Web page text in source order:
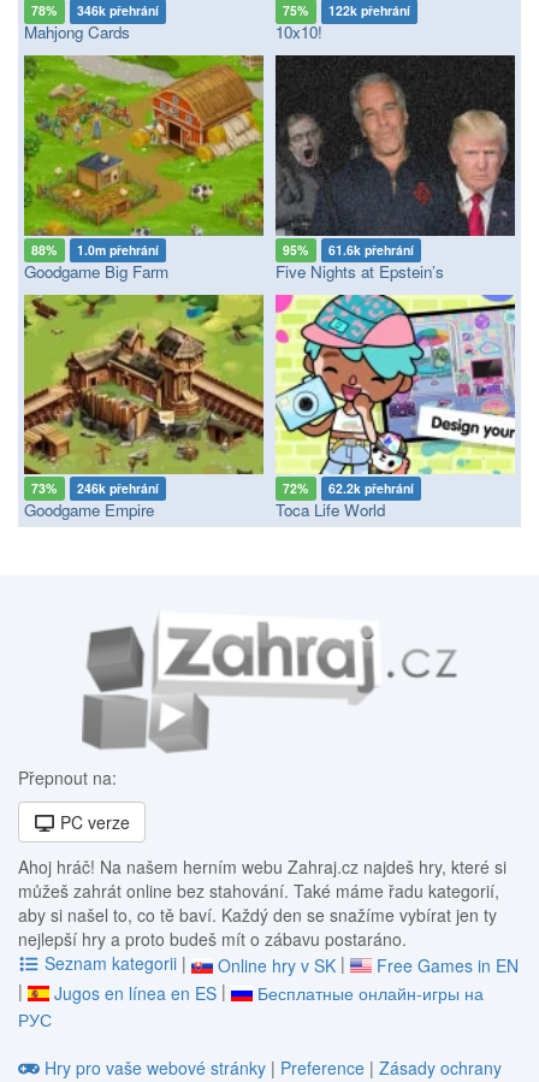
78% 346k přehrání
Mahjong Cards
75% 122k přehrání
10x10!
88% 1.0m přehrání
Goodgame Big Farm
95% 61.6k přehrání
Five Nights at Epstein’s
73% 246k přehrání
Goodgame Empire
72% 62.2k přehrání
Toca Life World
Přepnout na:
PC verze
Ahoj hráč! Na našem herním webu Zahraj.cz najdeš hry, které si
můžeš zahrát online bez stahování. Také máme řadu kategorií,
aby si našel to, co tě baví. Každý den se snažíme vybírat jen ty
nejlepší hry a proto budeš mít o zábavu postaráno.
Seznam kategorii | Online hry v SK |
Free Games in EN
|
Jugos en línea en ES |
Бесплатные онлайн-игры на
РУС
Hry pro vaše webové stránky | Preference | Zásady ochrany